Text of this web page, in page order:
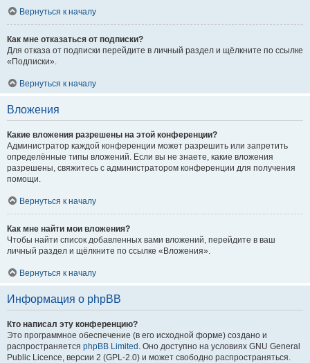
Вернуться к началу
Как мне отказаться от подписки?
Для отказа от подписки перейдите в личный раздел и щёлкните по ссылке
«Подписки».
Вернуться к началу
Вложения
Какие вложения разрешены на этой конференции?
Администратор каждой конференции может разрешить или запретить
определённые типы вложений. Если вы не знаете, какие вложения
разрешены, свяжитесь с администратором конференции для получения
помощи.
Вернуться к началу
Как мне найти мои вложения?
Чтобы найти список добавленных вами вложений, перейдите в ваш
личный раздел и щёлкните по ссылке «Вложения».
Вернуться к началу
Информация о phpBB
Кто написал эту конференцию?
Это программное обеспечение (в его исходной форме) создано и
распространяется phpBB Limited . Оно доступно на условиях GNU General
Public Licence, версии 2 (GPL-2.0) и может свободно распространяться.